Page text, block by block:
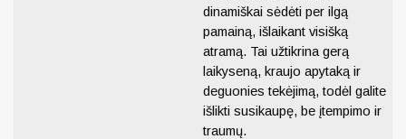
dinamiškai sėdėti per ilgą
pamainą, išlaikant visišką
atramą. Tai užtikrina gerą
laikyseną, kraujo apytaką ir
deguonies tekėjimą, todėl galite
išlikti susikaupę, be įtempimo ir
traumų.